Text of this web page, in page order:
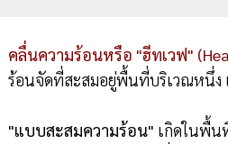
คลื่นความร้อนหรือ "ฮีทเวฟ"
ร้อนจัดที่สะสมอยู่พื้นที่บริเวณหนึ่ง
"แบบสะสมความร้อน" เกิดในพื้น